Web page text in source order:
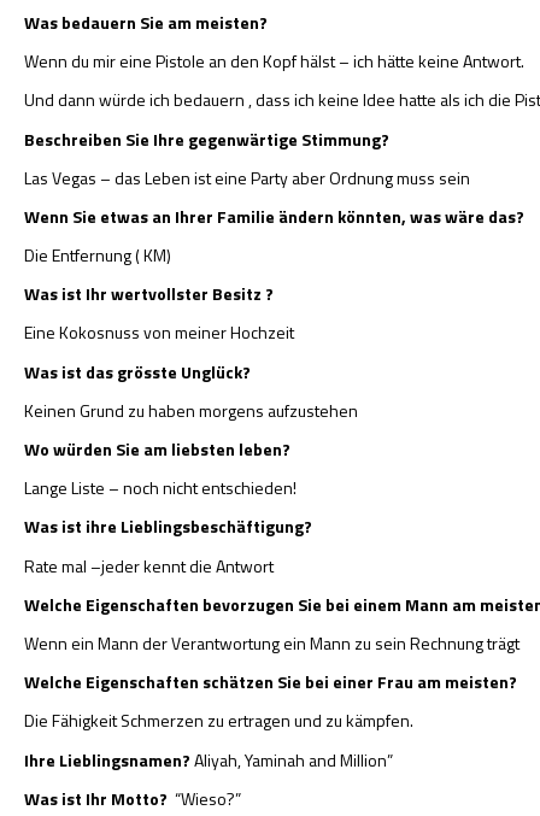
Was bedauern Sie am meisten?
Wenn du mir eine Pistole an den Kopf hälst – ich hätte keine Antwort.
Und dann würde ich bedauern , dass ich keine Idee hatte als ich die
Beschreiben Sie Ihre gegenwärtige Stimmung?
Las Vegas – das Leben ist eine Party aber Ordnung muss sein
Wenn Sie etwas an Ihrer Familie ändern könnten, was wäre das?
Die Entfernung ( KM)
Was ist Ihr wertvollster Besitz ?
Eine Kokosnuss von meiner Hochzeit
Was ist das grösste Unglück?
Keinen Grund zu haben morgens aufzustehen
Wo würden Sie am liebsten leben?
Lange Liste – noch nicht entschieden!
Was ist ihre Lieblingsbeschäftigung?
Rate mal –jeder kennt die Antwort
Welche Eigenschaften bevorzugen Sie bei einem Mann am
Wenn ein Mann der Verantwortung ein Mann zu sein Rechnung trägt
Welche Eigenschaften schätzen Sie bei einer Frau am meisten?
Die Fähigkeit Schmerzen zu ertragen und zu kämpfen.
Ihre Lieblingsnamen?Aliyah, Yaminah and Million”
Was ist Ihr Motto? “Wieso?”